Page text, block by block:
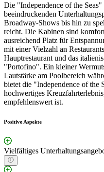
Die "Independence of the
beeindruckenden
Broadway-Shows bis hin zu
reicht. Die Kabinen sind
ausreichend Platz für
mit einer Vielzahl an
Hauptrestaurant und das
"Portofino". Ein kleiner
Lautstärke am Poolbereich
bietet die "Independence of the
hochwertiges
empfehlenswert ist.
Positive Aspekte
Vielfältiges